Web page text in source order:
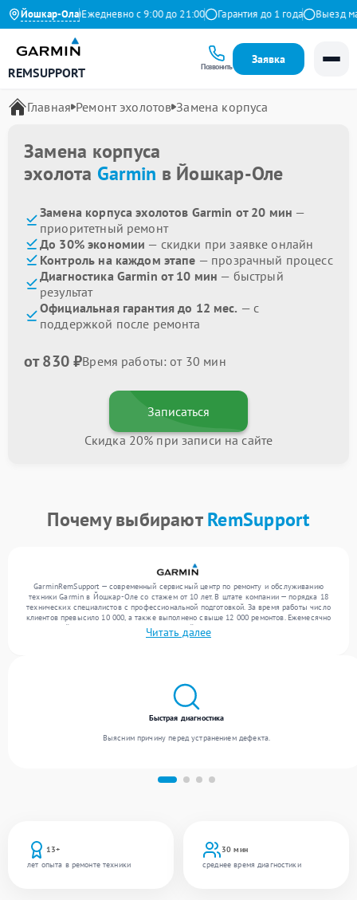
Йошкар-Ола
на Яндекс Ежедневно с 9:00 до 21:00 Гарантия до 1 года Выезд
REMSUPPORT Позвонить
Заявка
Главная Ремонт эхолотов Замена корпуса
Замена корпуса
эхолота Garmin в Йошкар-Оле
Замена корпуса эхолотов Garmin от 20 мин —
приоритетный ремонт
До 30% экономии — скидки при заявке онлайн
Контроль на каждом этапе — прозрачный процесс
Диагностика Garmin от 10 мин — быстрый
результат
Официальная гарантия до 12 мес. — с
поддержкой после ремонта
от 830 ₽Время работы: от 30 мин
Записаться
Скидка 20% при записи на сайте
Почему выбираютRemSupport
GarminRemSupport — современный сервисный центр по ремонту и обслуживанию
техники Garmin в Йошкар-Оле со стажем от 10 лет. В штате компании — порядка 18
технических специалистов с профессиональной подготовкой. За время работы число
клиентов превысило 10 000, а также выполнено свыше 12 000 ремонтов. Ежемесячно
в сервисный центр поступает более 300 устройств, включая , , . Мы беремся за задачи
любой сложности и поддерживаем высокий стандарт качества благодаря
Читать далее
13+
лет опыта в ремонте техники
30 мин
среднее время диагностики
Быстрая диагностика
Выясним причину перед устранением дефекта.